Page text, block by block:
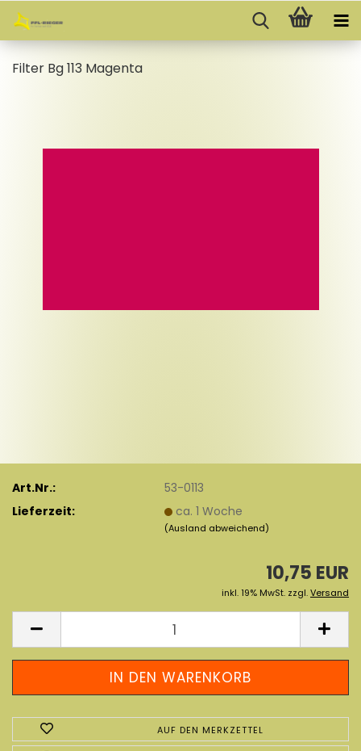
Fil­ter Bg 113 Ma­gen­ta
Art.Nr.:
53-0113
Lieferzeit:
ca. 1 Woche
(Ausland abweichend)
10,75 EUR
inkl. 19% MwSt. zzgl.Versand
AUF DEN MERKZETTEL